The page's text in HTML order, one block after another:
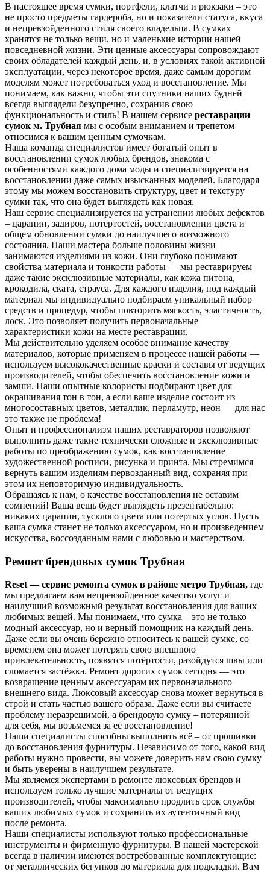
В настоящее время сумки, портфели, клатчи и рюкзаки – это
не просто предметы гардероба, но и показатели статуса, вкуса
и непревзойденного стиля своего владельца. В сумках
хранятся не только вещи, но и маленькие истории нашей
повседневной жизни. Эти ценные аксессуары сопровождают
своих обладателей каждый день, и, в условиях такой активной
эксплуатации, через некоторое время, даже самым дорогим
моделям может потребоваться уход и восстановление. Мы
понимаем, как важно, чтобы эти спутники наших будней
всегда выглядели безупречно, сохранив свою
функциональность и стиль! В нашем сервисе реставрации
сумок м. Трубная мы с особым вниманием и трепетом
относимся к вашим ценным сумочкам.
Наша команда специалистов имеет богатый опыт в
восстановлении сумок любых брендов, знакома с
особенностями каждого дома моды и специализируется на
восстановлении даже самых изысканных моделей. Благодаря
этому мы можем восстановить структуру, цвет и текстуру
сумки так, что она будет выглядеть как новая.
Наш сервис специализируется на устранении любых дефектов
– царапин, задиров, потертостей, восстановлении цвета и
общем обновлении сумки до наилучшего возможного
состояния. Наши мастера больше половины жизни
занимаются изделиями из кожи. Они глубоко понимают
свойства материала и тонкости работы — мы реставрируем
даже такие эксклюзивные материалы, как кожа питона,
крокодила, ската, страуса. Для каждого изделия, под каждый
материал мы индивидуально подбираем уникальный набор
средств и процедур, чтобы повторить мягкость, эластичность,
лоск. Это позволяет получить первоначальные
характеристики кожи на месте реставрации.
Мы действительно уделяем особое внимание качеству
материалов, которые применяем в процессе нашей работы —
используем высококачественные краски и составы от ведущих
производителей, чтобы обеспечить восстановление кожи и
замши. Наши опытные колористы подбирают цвет для
окрашивания тон в тон, а если ваше изделие состоит из
многосоставных цветов, металлик, перламутр, неон — для нас
это также не проблема!
Опыт и профессионализм наших реставраторов позволяют
выполнить даже такие технически сложные и эксклюзивные
работы по преображению сумок, как восстановление
художественной росписи, рисунка и принта. Мы стремимся
вернуть вашим изделиям первозданный вид, сохраняя при
этом их неповторимую индивидуальность.
Обращаясь к нам, о качестве восстановления не оставим
сомнений! Ваша вещь будет выглядеть презентабельно:
никаких царапин, тусклого цвета или потертых углов. Пусть
ваша сумка станет не только аксессуаром, но и произведением
искусства, воссозданным нами с любовью и мастерством.
Ремонт брендовых сумок Трубная
Reset — сервис ремонта сумок в районе метро Трубная, где
мы предлагаем вам непревзойденное качество услуг и
наилучший возможный результат восстановления для ваших
любимых вещей. Мы понимаем, что сумка – это не только
модный аксессуар, но и верный помощник на каждый день.
Даже если вы очень бережно относитесь к вашей сумке, со
временем она может потерять свою внешнюю
привлекательность, появятся потёртости, разойдутся швы или
сломается застёжка. Ремонт дорогих сумок сегодня — это
возвращение ценным аксессуарам их первоначального
внешнего вида. Люксовый аксессуар снова может вернуться в
строй и стать частью вашего образа. Даже если вы считаете
проблему неразрешимой, а брендовую сумку – потерянной
для себя, мы возьмемся за её восстановление!
Наши специалисты способны выполнить всё – от прошивки
до восстановления фурнитуры. Независимо от того, какой вид
работы нужно провести, вы можете доверить нам свою сумку
и быть уверены в наилучшем результате.
Мы являемся экспертами в ремонте люксовых брендов и
используем только лучшие материалы от ведущих
производителей, чтобы максимально продлить срок службы
ваших любимых сумок и сохранить их аутентичный вид
после ремонта.
Наши специалисты используют только профессиональные
инструменты и фирменную фурнитуры. В нашей мастерской
всегда в наличии имеются востребованные комплектующие:
от металлических бегунков до материала для подкладки. Вам